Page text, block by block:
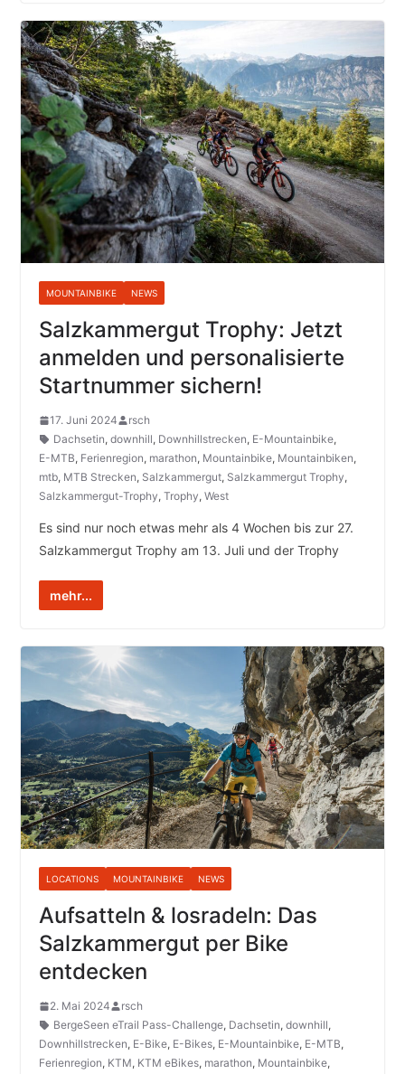
MOUNTAINBIKE NEWS
Salzkammergut Trophy: Jetzt
anmelden und personalisierte
Startnummer sichern!
17. Juni 2024
rsch
Dachsetin, downhill, Downhillstrecken, E-Mountainbike,
E-MTB, Ferienregion, marathon, Mountainbike, Mountainbiken,
mtb, MTB Strecken, Salzkammergut, Salzkammergut Trophy,
Salzkammergut-Trophy, Trophy, West
Es sind nur noch etwas mehr als 4 Wochen bis zur 27.
Salzkammergut Trophy am 13. Juli und der Trophy
mehr...
LOCATIONS MOUNTAINBIKE NEWS
Aufsatteln & losradeln: Das
Salzkammergut per Bike
entdecken
2. Mai 2024
rsch
BergeSeen eTrail Pass-Challenge, Dachsetin, downhill,
Downhillstrecken, E-Bike, E-Bikes, E-Mountainbike, E-MTB,
Ferienregion, KTM, KTM eBikes, marathon, Mountainbike,